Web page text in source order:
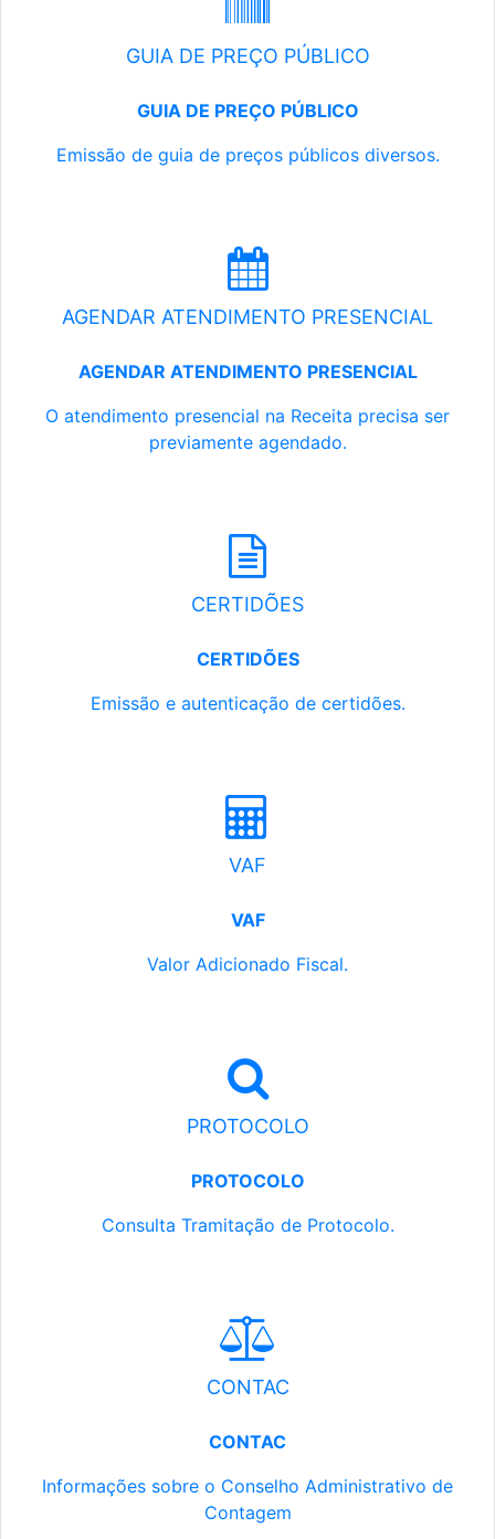
GUIA DE PREÇO PÚBLICO
GUIA DE PREÇO PÚBLICO
Emissão de guia de preços públicos diversos.
AGENDAR ATENDIMENTO PRESENCIAL
AGENDAR ATENDIMENTO PRESENCIAL
O atendimento presencial na Receita precisa ser
previamente agendado.
CERTIDÕES
CERTIDÕES
Emissão e autenticação de certidões.
VAF
VAF
Valor Adicionado Fiscal.
PROTOCOLO
PROTOCOLO
Consulta Tramitação de Protocolo.
CONTAC
CONTAC
Informações sobre o Conselho Administrativo de
Contagem